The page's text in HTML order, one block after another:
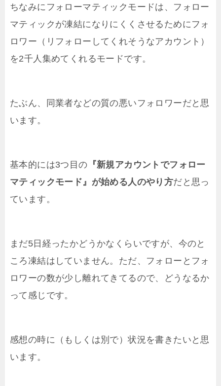
ちなみにフォローマティックモードは、フォロー
マティックが凍結になりにくくさせるためにフォ
ロワー（リフォローしてくれそうなアカウント）
を2千人集めてくれるモードです。
たぶん、同業者などの質の悪いフォロワーだと思
います。
基本的には3つ目の 『新規アカウントでフォロー
マティックモード』が始める人のやり方だと思っ
ています。
まだ5日経ったかどうかなくらいですが、今のと
ころ凍結はしていません。ただ、フォローとフォ
ロワーの数が少し離れてきてるので、どうなるか
って感じです。
感想の時に（もしくは別で）状況を書きたいと思
います。